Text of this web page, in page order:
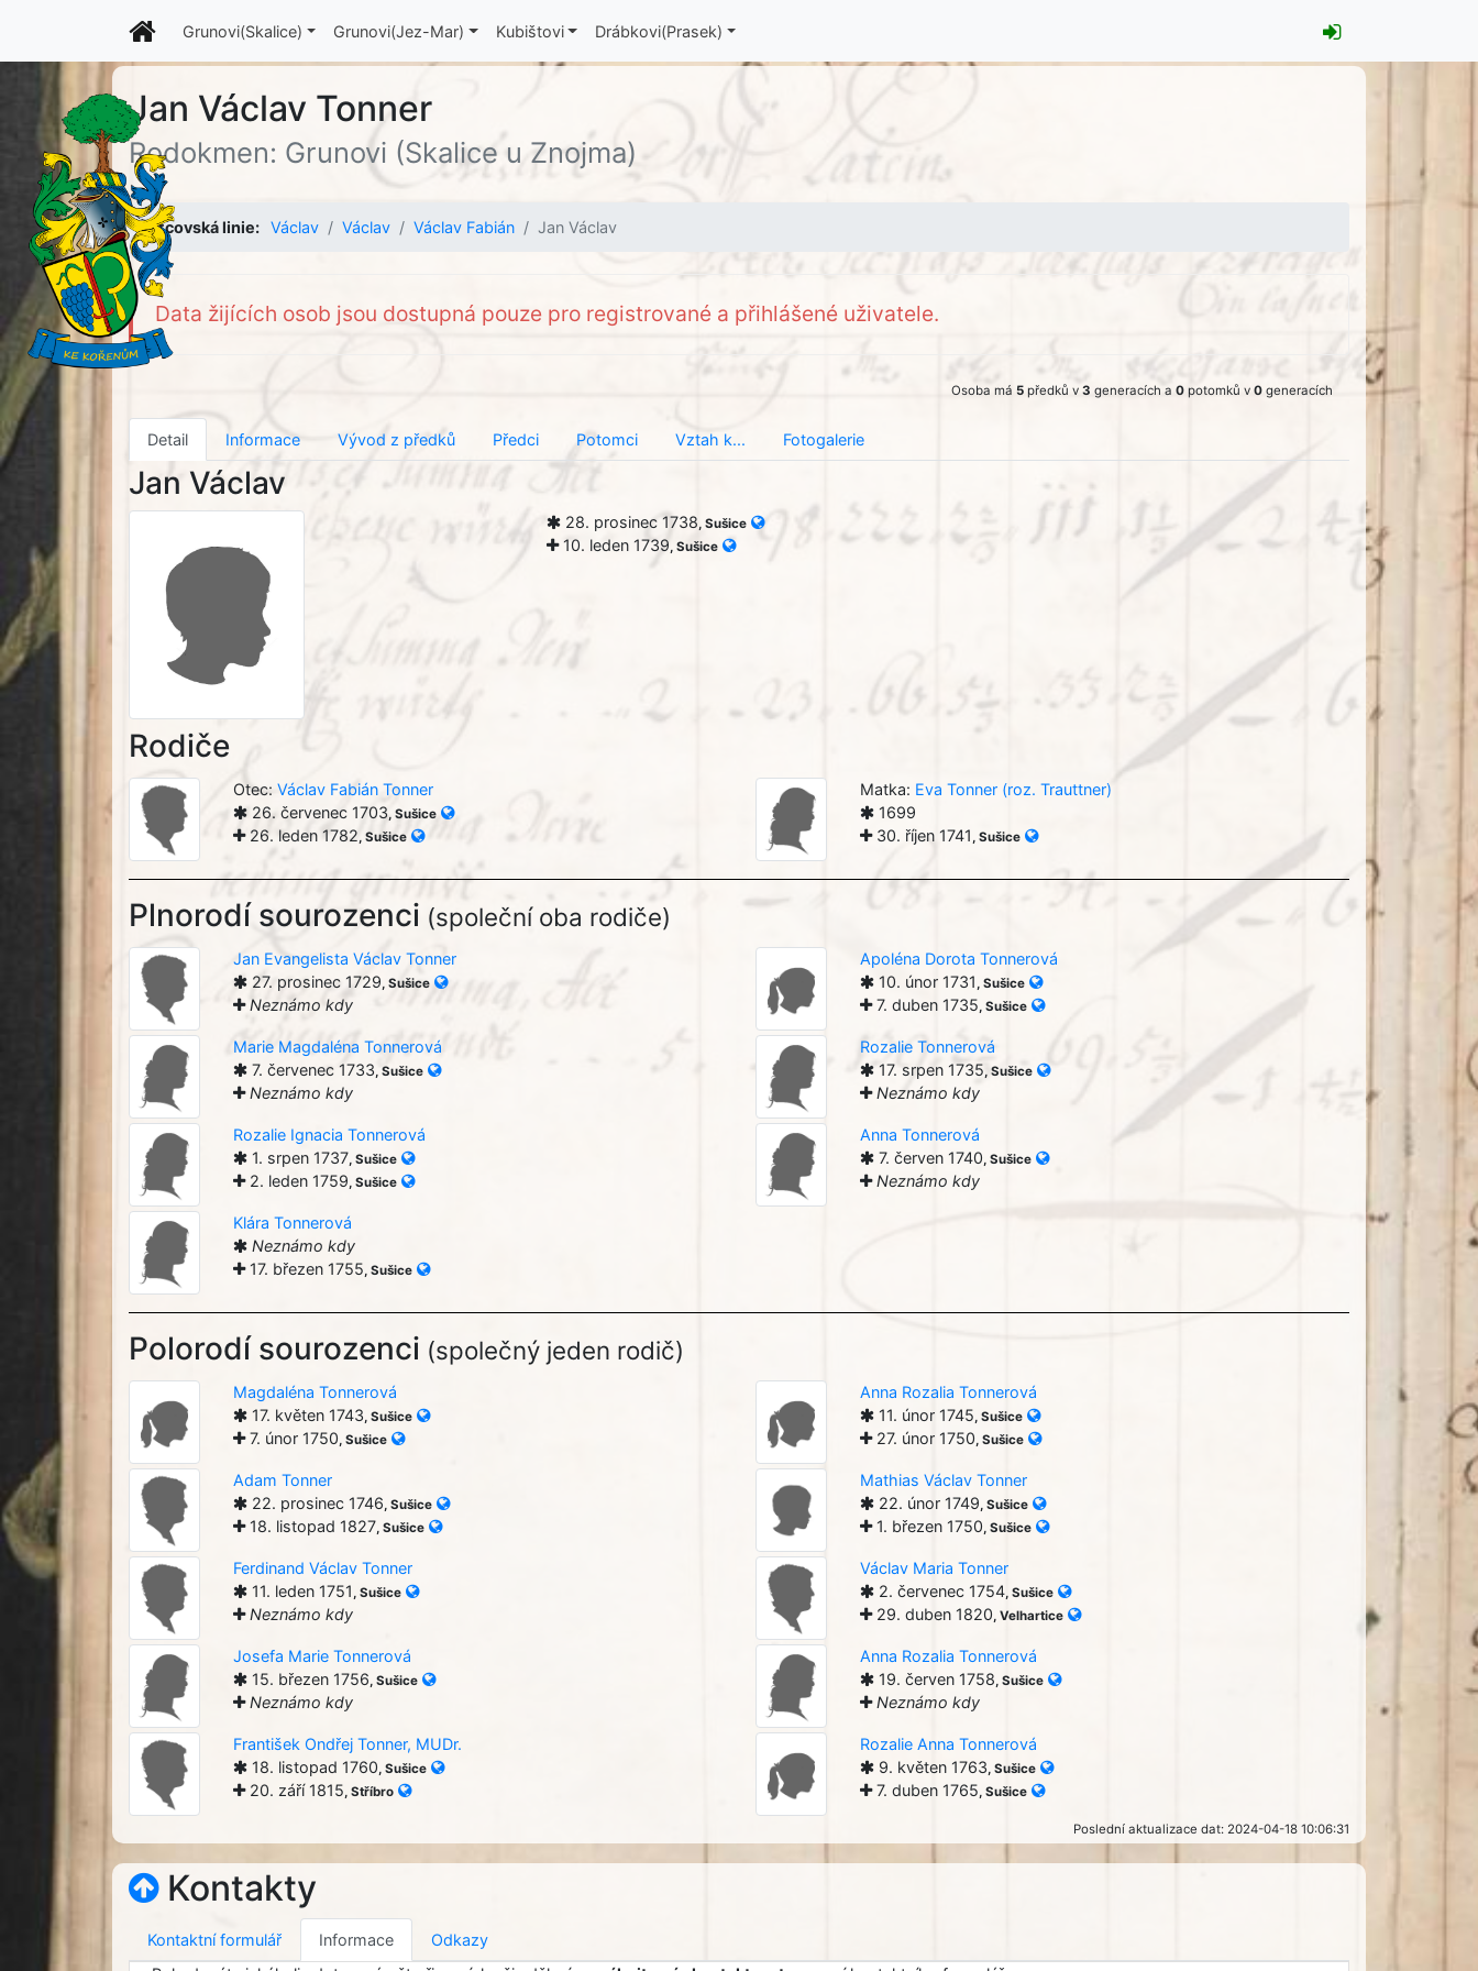
Grunovi(Skalice) Grunovi(Jez-Mar) Kubištovi Drábkovi(Prasek)
Jan Václav Tonner
Rodokmen: Grunovi (Skalice u Znojma)
Otcovská linie: Václav Václav Václav Fabián Jan Václav
Data žijících osob jsou dostupná pouze pro registrované a přihlášené uživatele.
Osoba má 5 předků v 3 generacích a 0 potomků v 0 generacích
Detail Informace Vývod z předků Předci Potomci Vztah k... Fotogalerie
Jan Václav
28. prosinec 1738, Sušice
10. leden 1739, Sušice
Rodiče
Otec: Václav Fabián Tonner
26. červenec 1703, Sušice
26. leden 1782, Sušice
Matka: Eva Tonner (roz. Trauttner)
1699
30. říjen 1741 , Sušice
Plnorodí sourozenci (společní oba rodiče)
Jan Evangelista Václav Tonner
27. prosinec 1729, Sušice
Neznámo kdy
Apoléna Dorota Tonnerová
10. únor 1731 , Sušice
7. duben 1735, Sušice
Marie Magdaléna Tonnerová
7. červenec 1733, Sušice
Neznámo kdy
Rozalie Tonnerová
17. srpen 1735, Sušice
Neznámo kdy
Rozalie Ignacia Tonnerová
1. srpen 1737, Sušice
2. leden 1759, Sušice
Anna Tonnerová
7. červen 1740, Sušice
Neznámo kdy
Klára Tonnerová
Neznámo kdy
17. březen 1755, Sušice
Polorodí sourozenci (společný jeden rodič)
Magdaléna Tonnerová
17. květen 1743, Sušice
7. únor 1750, Sušice
Anna Rozalia Tonnerová
11. únor 1745, Sušice
27. únor 1750, Sušice
Adam Tonner
22. prosinec 1746, Sušice
18. listopad 1827, Sušice
Mathias Václav Tonner
22. únor 1749, Sušice
1. březen 1750, Sušice
Ferdinand Václav Tonner
11. leden 1751 , Sušice
Neznámo kdy
Václav Maria Tonner
2. červenec 1754, Sušice
29. duben 1820, Velhartice
Josefa Marie Tonnerová
15. březen 1756, Sušice
Neznámo kdy
Anna Rozalia Tonnerová
19. červen 1758, Sušice
Neznámo kdy
František Ondřej Tonner, MUDr.
18. listopad 1760, Sušice
20. září 1815, Stříbro
Rozalie Anna Tonnerová
9. květen 1763, Sušice
7. duben 1765, Sušice
Poslední aktualizace dat: 2024-04-18 10:06:31
Kontakty
Kontaktní formulář Informace
Odkazy